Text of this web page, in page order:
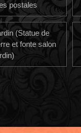
postales
(Statue de
et fonte salon